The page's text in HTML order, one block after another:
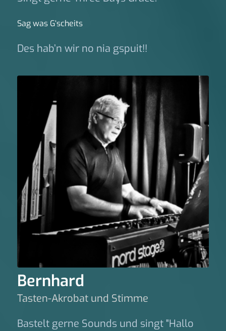
Sag was G‘scheits
Des hab’n wir no nia gspuit!!
Bernhard
Tasten-Akrobat und Stimme
Bastelt gerne Sounds und singt "Hallo